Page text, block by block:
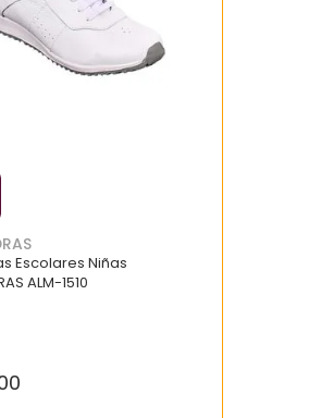
Escolares Niñas
ALM-1510